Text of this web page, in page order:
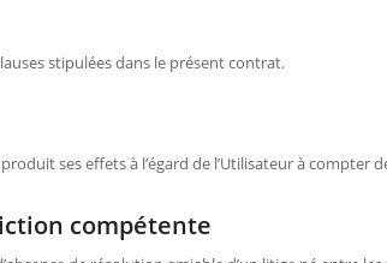
stipulées dans le présent contrat.
ses effets à l’égard de l’Utilisateur à compter
compétente